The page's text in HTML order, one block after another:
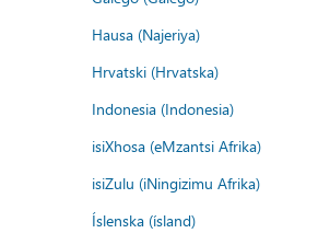
Hausa (Najeriya)
Hrvatski (Hrvatska)
Indonesia (Indonesia)
isiXhosa (eMzantsi Afrika)
isiZulu (iNingizimu Afrika)
Íslenska (ísland)